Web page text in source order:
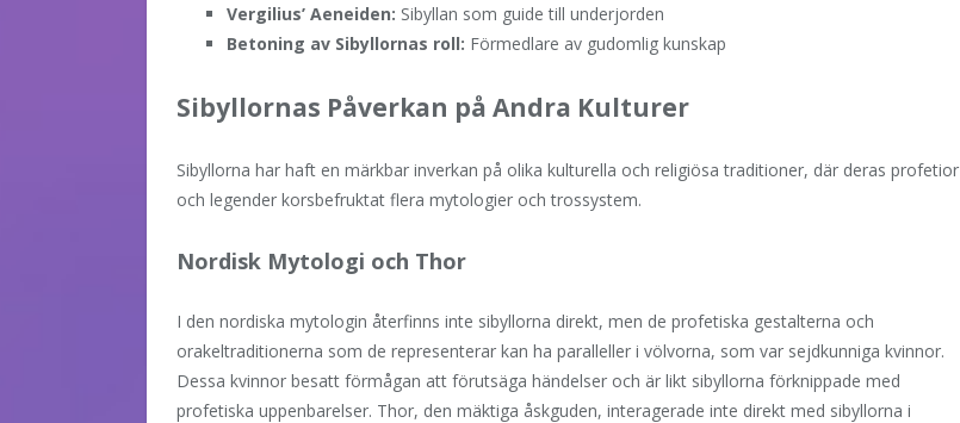
Vergilius’ Aeneiden: Sibyllan som guide till underjorden
Betoning av Sibyllornas roll: Förmedlare av gudomlig kunskap
Sibyllornas Påverkan på Andra Kulturer
Sibyllorna har haft en märkbar inverkan på olika kulturella och religiösa traditioner, där deras profetior
och legender korsbefruktat flera mytologier och trossystem.
Nordisk Mytologi och Thor
I den nordiska mytologin återfinns inte sibyllorna direkt, men de profetiska gestalterna och
orakeltraditionerna som de representerar kan ha paralleller i völvorna, som var sejdkunniga kvinnor.
Dessa kvinnor besatt förmågan att förutsäga händelser och är likt sibyllorna förknippade med
profetiska uppenbarelser. Thor, den mäktiga åskguden, interagerade inte direkt med sibyllorna i